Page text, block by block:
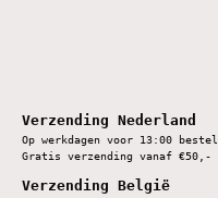
Verzending Nederland
Op werkdagen voor 13:00
Gratis verzending vanaf €50,-
Verzending België